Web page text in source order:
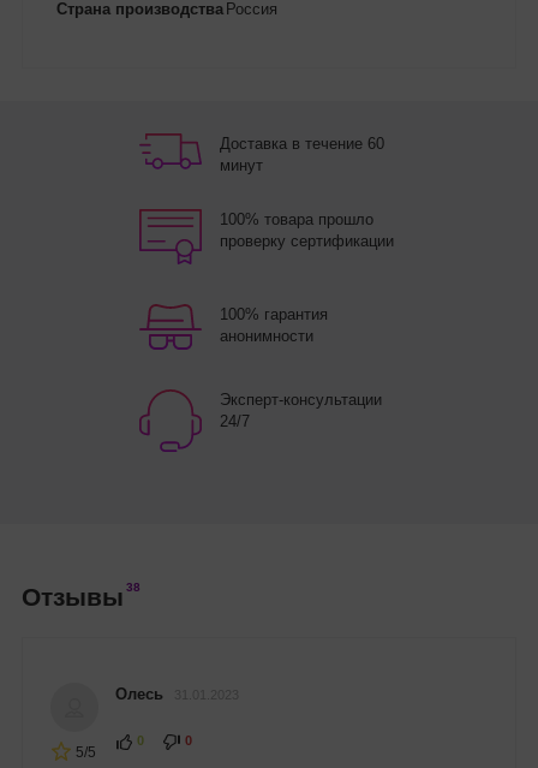
Страна производства Россия
Доставка в течение 60
минут
100% товара прошло
проверку сертификации
100% гарантия
анонимности
Эксперт-консультации
24/7
Отзывы 38
5/5
Олесь 31.01.2023
0 0